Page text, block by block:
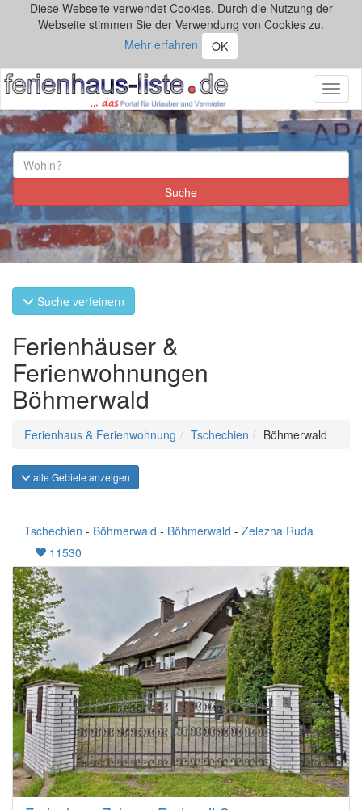
Diese Webseite verwendet Cookies. Durch die Nutzung der
Webseite stimmen Sie der Verwendung von Cookies zu.
Mehr erfahren
OK
Suche verfeinern
Ferienhäuser &
Ferienwohnungen
Böhmerwald
Ferienhaus & Ferienwohnung Tschechien Böhmerwald
alle Gebiete anzeigen
Tschechien - Böhmerwald - Böhmerwald - Zelezna Ruda
11530